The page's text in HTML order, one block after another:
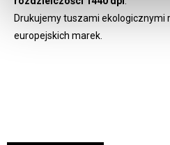
Drukujemy tuszami ekologicznymi
europejskich marek.